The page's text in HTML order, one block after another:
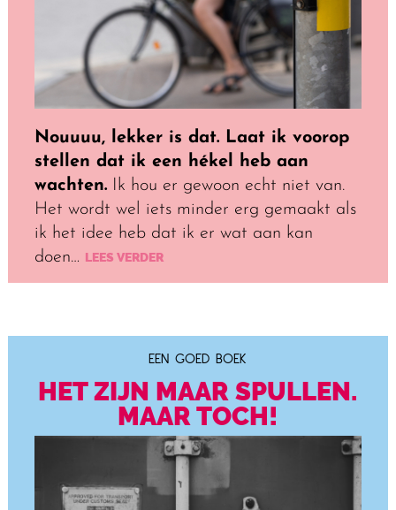
Nouuuu, lekker is dat. Laat ik voorop
stellen dat ik een hékel heb aan
wachten.Ik hou er gewoon echt niet van.
Het wordt wel iets minder erg gemaakt als
ik het idee heb dat ik er wat aan kan
doen… LEES VERDER
EEN GOED BOEK
HET ZIJN MAAR SPULLEN.
MAAR TOCH!